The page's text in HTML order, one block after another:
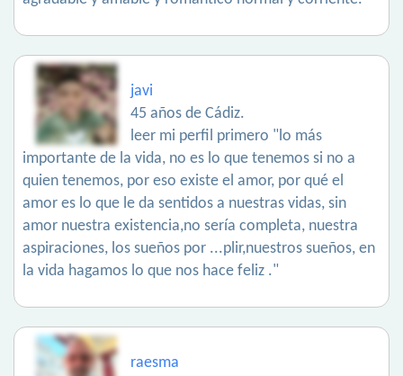
javi
45 años de Cádiz.
leer mi perfil primero "lo más
importante de la vida, no es lo que tenemos si no a
quien tenemos, por eso existe el amor, por qué el
amor es lo que le da sentidos a nuestras vidas, sin
amor nuestra existencia,no sería completa, nuestra
aspiraciones, los sueños por ...plir,nuestros sueños, en
la vida hagamos lo que nos hace feliz ."
raesma